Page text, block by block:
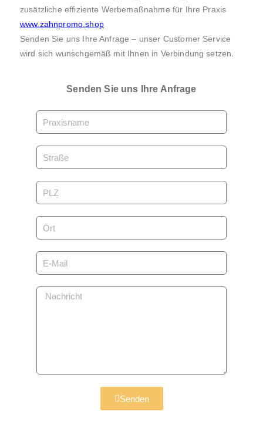
zusätzliche effiziente Werbemaßnahme für Ihre Praxis
www.zahnpromo.shop
Senden Sie uns Ihre Anfrage – unser Customer Service
wird sich wunschgemäß mit Ihnen in Verbindung setzen.
Senden Sie uns Ihre Anfrage
Senden